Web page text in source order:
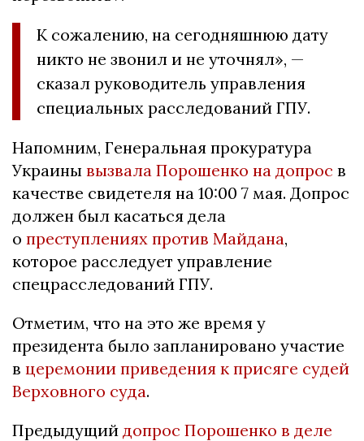
К сожалению, на сегодняшнюю дату
никто не звонил и не уточнял», —
сказал руководитель управления
специальных расследований ГПУ.
Напомним, Генеральная прокуратура
Украины вызвала Порошенко на допрос в
качестве свидетеля на 10:00 7 мая. Допрос
должен был касаться дела
о преступлениях против Майдана,
которое расследует управление
спецрасследований ГПУ.
Отметим, что на это же время у
президента было запланировано участие
в церемонии приведения к присяге судей
Верховного суда.
Предыдущий допрос Порошенко в деле